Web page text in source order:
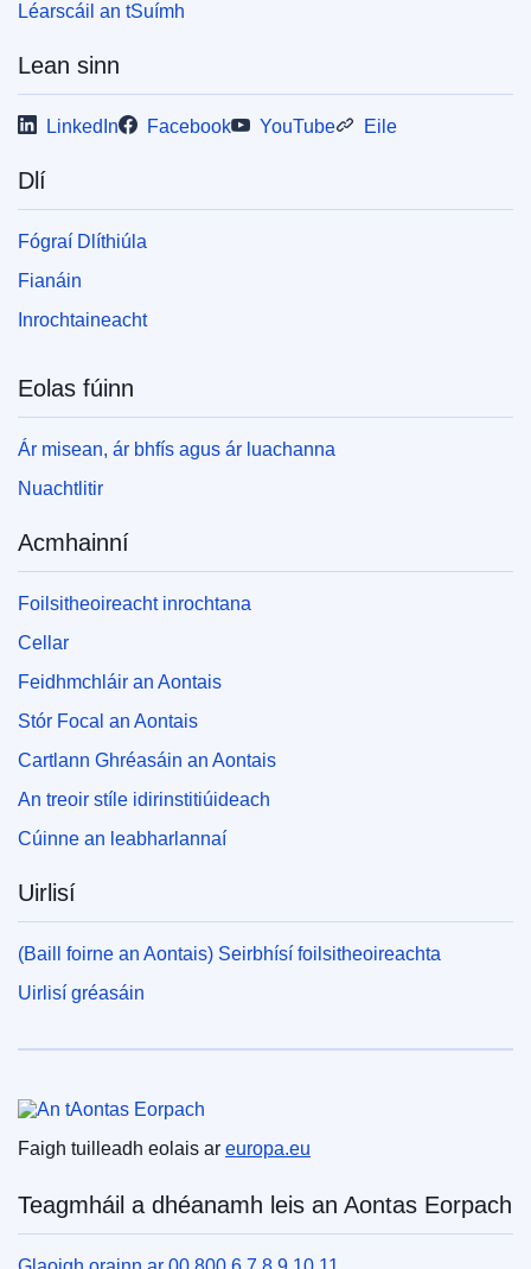
Léarscáil an tSuímh
Lean sinn
LinkedIn Facebook YouTube Eile
Dlí
Fógraí Dlíthiúla
Fianáin
Inrochtaineacht
Eolas fúinn
Ár misean, ár bhfís agus ár luachanna
Nuachtlitir
Acmhainní
Foilsitheoireacht inrochtana
Cellar
Feidhmchláir an Aontais
Stór Focal an Aontais
Cartlann Ghréasáin an Aontais
An treoir stíle idirinstitiúideach
Cúinne an leabharlannaí
Uirlisí
(Baill foirne an Aontais) Seirbhísí foilsitheoireachta
Uirlisí gréasáin
Faigh tuilleadh eolais ar europa.eu
Teagmháil a dhéanamh leis an Aontas Eorpach